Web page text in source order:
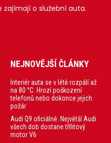
zajímají o služební auta.
NEJNOVĚJŠÍ ČLÁNKY
Interiér auta se v létě rozpálí až
na 80 °C. Hrozí poškození
telefonů nebo dokonce jejich
požár
Audi Q9 oficiálně: Největší Audi
všech dob dostane třílitový
motor V6